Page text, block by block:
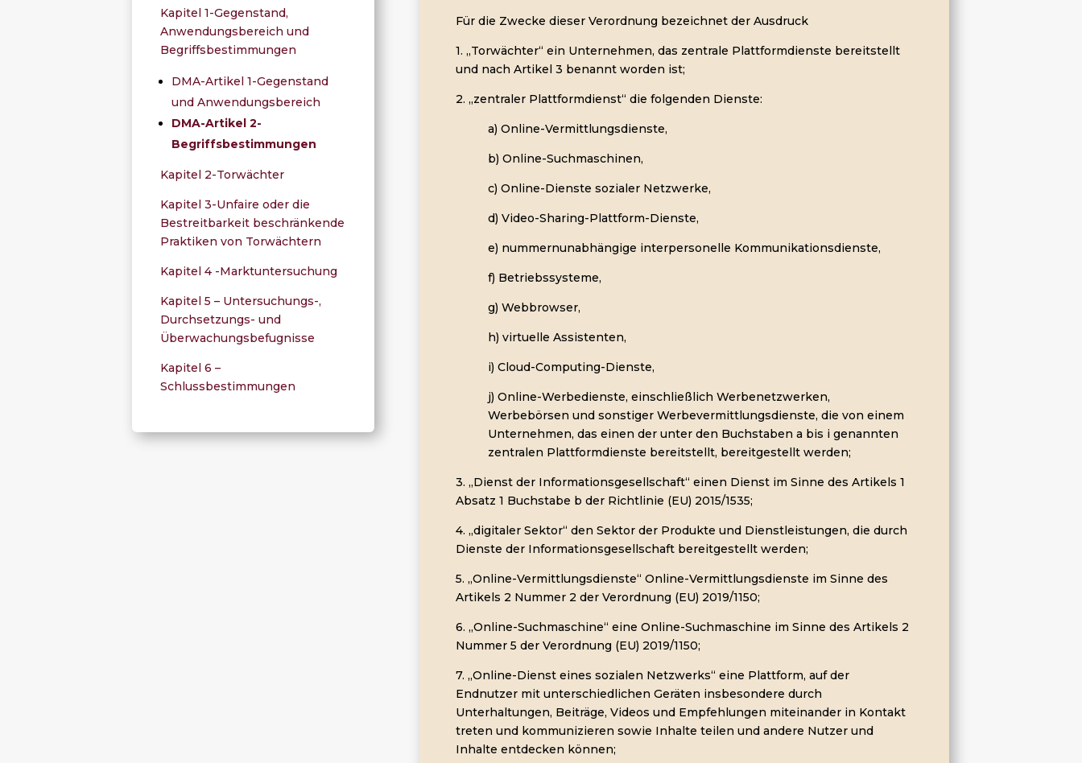
Kapitel 1-Gegenstand,
Anwendungsbereich und
Begriffsbestimmungen
DMA-Artikel 1-Gegenstand
und Anwendungsbereich
DMA-Artikel 2-
Begriffsbestimmungen
Kapitel 2-Torwächter
Kapitel 3-Unfaire oder die
Bestreitbarkeit beschränkende
Praktiken von Torwächtern
Kapitel 4 -Marktuntersuchung
Kapitel 5 – Untersuchungs-,
Durchsetzungs- und
Überwachungsbefugnisse
Kapitel 6 –
Schlussbestimmungen
Für die Zwecke dieser Verordnung bezeichnet der Ausdruck
1. „Torwächter“ ein Unternehmen, das zentrale Plattformdienste bereitstellt
und nach Artikel 3 benannt worden ist;
2. „zentraler Plattformdienst“ die folgenden Dienste:
a) Online-Vermittlungsdienste,
b) Online-Suchmaschinen,
c) Online-Dienste sozialer Netzwerke,
d) Video-Sharing-Plattform-Dienste,
e) nummernunabhängige interpersonelle Kommunikationsdienste,
f) Betriebssysteme,
g) Webbrowser,
h) virtuelle Assistenten,
i) Cloud-Computing-Dienste,
j) Online-Werbedienste, einschließlich Werbenetzwerken,
Werbebörsen und sonstiger Werbevermittlungsdienste, die von einem
Unternehmen, das einen der unter den Buchstaben a bis i genannten
zentralen Plattformdienste bereitstellt, bereitgestellt werden;
3. „Dienst der Informationsgesellschaft“ einen Dienst im Sinne des Artikels 1
Absatz 1 Buchstabe b der Richtlinie (EU) 2015/1535;
4. „digitaler Sektor“ den Sektor der Produkte und Dienstleistungen, die durch
Dienste der Informationsgesellschaft bereitgestellt werden;
5. „Online-Vermittlungsdienste“ Online-Vermittlungsdienste im Sinne des
Artikels 2 Nummer 2 der Verordnung (EU) 2019/1150;
6. „Online-Suchmaschine“ eine Online-Suchmaschine im Sinne des Artikels 2
Nummer 5 der Verordnung (EU) 2019/1150;
7. „Online-Dienst eines sozialen Netzwerks“ eine Plattform, auf der
Endnutzer mit unterschiedlichen Geräten insbesondere durch
Unterhaltungen, Beiträge, Videos und Empfehlungen miteinander in Kontakt
treten und kommunizieren sowie Inhalte teilen und andere Nutzer und
Inhalte entdecken können;